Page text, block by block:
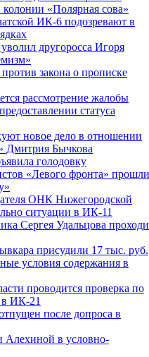
«Полярная сова»
ИК-6 подозревают в
другоросса Игоря
закона о прописке
рассмотрение жалобы
статуса
новое дело в отношении
Дмитрия Бычкова
голодовку
«Левого фронта» прошли
ОНК Нижегородской
ситуации в ИК-11
Сергея Удальцова
присудили 17 тыс. руб.
условия содержания в
проводится проверка по
в ИК-21
после допроса в
Алехиной в условно-